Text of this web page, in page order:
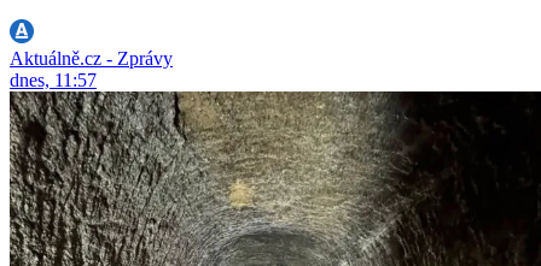
Aktuálně.cz - Zprávy
dnes, 11:57